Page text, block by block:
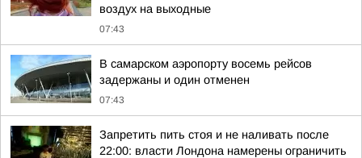
воздух на выходные
07:43
В самарском аэропорту восемь рейсов
задержаны и один отменен
07:43
Запретить пить стоя и не наливать после
22:00: власти Лондона намерены ограничить